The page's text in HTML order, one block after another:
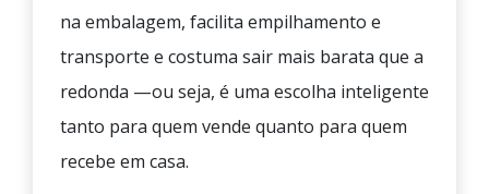
na embalagem, facilita empilhamento e
transporte e costuma sair mais barata que a
redonda —ou seja, é uma escolha inteligente
tanto para quem vende quanto para quem
recebe em casa.